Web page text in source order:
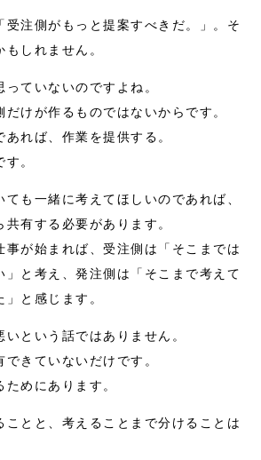
受注側がもっと提案すべきだ。」。そ
しれません。
ていないのですよね。
けが作るものではないからです。
れば、作業を提供する。
。
も一緒に考えてほしいのであれば、
有する必要があります。
事が始まれば、受注側は「そこまでは
」と考え、発注側は「そこまで考えて
と感じます。
という話ではありません。
きていないだけです。
めにあります。
ことと、考えることまで分けることは